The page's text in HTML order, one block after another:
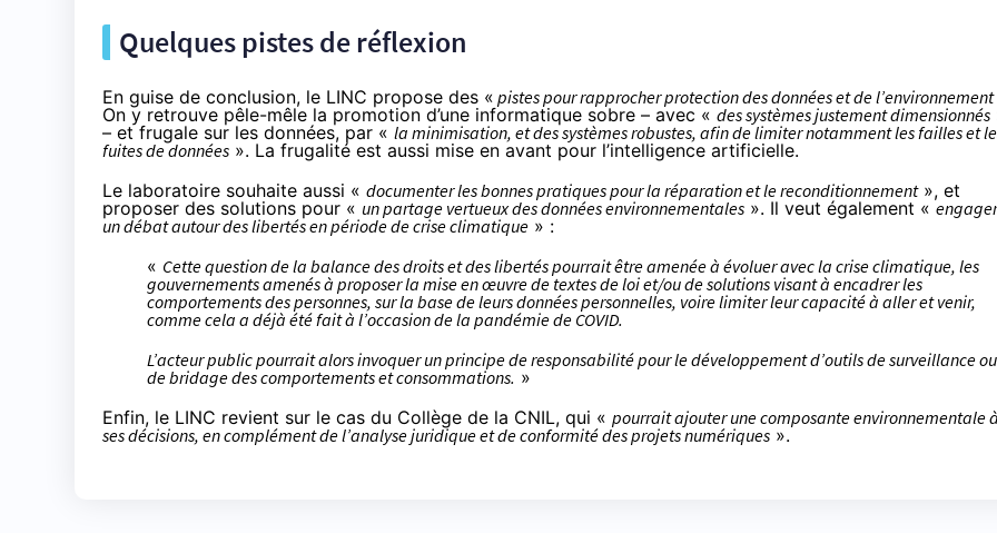
Quelques pistes de réflexion
En guise de conclusion, le LINC propose des « pistes pour rapprocher protection des données et de l’environnement
On y retrouve pêle-mêle la promotion d’une informatique sobre – avec « des systèmes justement dimensionnés
– et frugale sur les données, par « la minimisation, et des systèmes robustes, afin de limiter notamment les failles et
fuites de données ». La frugalité est aussi mise en avant pour l’intelligence artificielle.
Le laboratoire souhaite aussi « documenter les bonnes pratiques pour la réparation et le reconditionnement», et
proposer des solutions pour « un partage vertueux des données environnementales ». Il veut également « engager
un débat autour des libertés en période de crise climatique » :
« Cette question de la balance des droits et des libertés pourrait être amenée à évoluer avec la crise climatique, les
gouvernements amenés à proposer la mise en œuvre de textes de loi et/ou de solutions visant à encadrer les
comportements des personnes, sur la base de leurs données personnelles, voire limiter leur capacité à aller et venir,
comme cela a déjà été fait à l’occasion de la pandémie de COVID.
L’acteur public pourrait alors invoquer un principe de responsabilité pour le développement d’outils de surveillance ou
de bridage des comportements et consommations. »
Enfin, le LINC revient sur le cas du Collège de la CNIL, qui « pourrait ajouter une composante environnementale à
ses décisions, en complément de l’analyse juridique et de conformité des projets numériques ».